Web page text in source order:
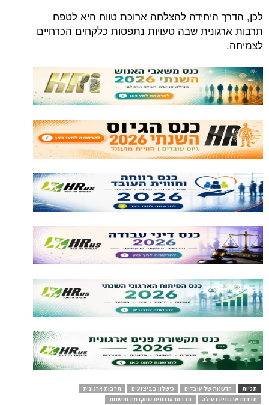
לכן, הדרך היחידה להצלחה ארוכת טווח היא לטפח
תרבות ארגונית שבה טעויות נתפסות כלקחים הכרחיים
לצמיחה.
תגיות חדשנות של עובדים כישלון בביצועים
תרבות ארגונית
תרבות ארגונית רעילה
תרבות ארגונית שמקדמת חדשנות